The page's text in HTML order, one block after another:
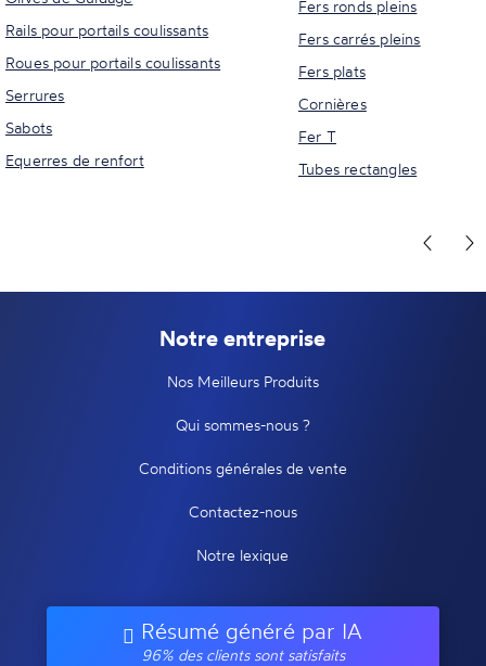
Rails pour portails coulissants
Roues pour portails coulissants
Serrures
Sabots
Equerres de renfort
Fers ronds pleins
Fers carrés pleins
Fers plats
Cornières
Fer T
Tubes rectangles
Notre entreprise
Nos Meilleurs Produits
Qui sommes-nous ?
Conditions générales de vente
Contactez-nous
Notre lexique
Résumé généré par IA
96% des clients sont satisfaits